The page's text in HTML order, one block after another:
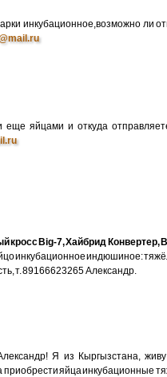
инкубационное,возможно ли
еще яйцами и откуда
Big-7, Хайбрид Конвертер,
инкубационное индюшиное:
т. 89166623265 Александр.
Я из Кыргызстана,
яйца инкубационные